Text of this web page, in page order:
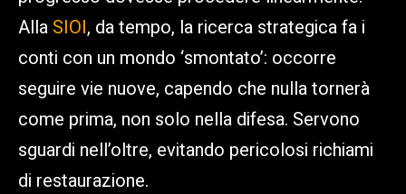
Alla SIOI, da tempo, la ricerca strategica fa i
conti con un mondo ‘smontato’: occorre
seguire vie nuove, capendo che nulla tornerà
come prima, non solo nella difesa. Servono
sguardi nell’oltre, evitando pericolosi richiami
di restaurazione.